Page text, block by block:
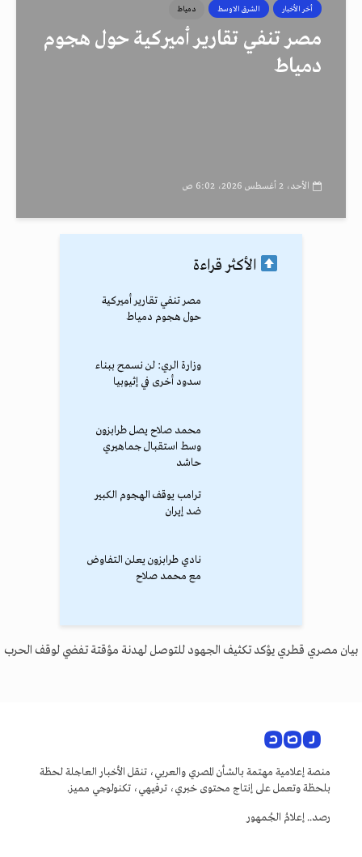
أخر الأخبار الشرق الاوسط دمياط
مصر تنفي تقارير أميركية حول هجوم
دمياط
الأحد، 2 أغسطس 2026، 6:02 ص
الأكثر قراءة
مصر تنفي تقارير أميركية
حول هجوم دمياط
وزارة الري: لن نسمح ببناء
سدود أخرى في إثيوبيا
محمد صلاح يصل طرابزون
وسط استقبال جماهيري
حاشد
ترامب يوقف الهجوم الكبير
ضد إيران
نادي طرابزون يعلن التفاوض
مع محمد صلاح
بيان مصري قطري يؤكد تكثيف الجهود للتوصل لهدنة مؤقتة تفضي لوقف الحرب
منصة إعلامية مهتمة بالشأن المصري والعربي، تنقل الأخبار العاجلة لحظة
بلحظة وتعمل على إنتاج محتوى خبري، ترفيهي، تكنولوجي مميز.
رصد.. إعلامُ الجُمهور